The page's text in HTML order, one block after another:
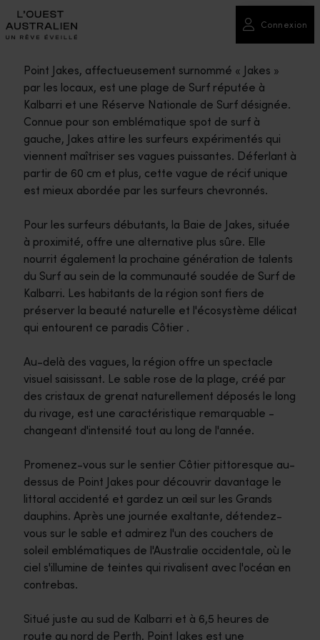
Connexion
Point Jakes, affectueusement surnommé « Jakes »
par les locaux, est une plage de Surf réputée à
Kalbarri et une Réserve Nationale de Surf désignée.
Connue pour son emblématique spot de surf à
gauche, Jakes attire les surfeurs expérimentés qui
viennent maîtriser ses vagues puissantes. Déferlant à
partir de 60 cm et plus, cette vague de récif unique
est mieux abordée par les surfeurs chevronnés.
Pour les surfeurs débutants, la Baie de Jakes, située
à proximité, offre une alternative plus sûre. Elle
nourrit également la prochaine génération de talents
du Surf au sein de la communauté soudée de Surf de
Kalbarri. Les habitants de la région sont fiers de
préserver la beauté naturelle et l'écosystème délicat
qui entourent ce paradis Côtier .
Au-delà des vagues, la région offre un spectacle
visuel saisissant. Le sable rose de la plage, créé par
des cristaux de grenat naturellement déposés le long
du rivage, est une caractéristique remarquable -
changeant d'intensité tout au long de l'année.
Promenez-vous sur le sentier Côtier pittoresque au-
dessus de Point Jakes pour découvrir davantage le
littoral accidenté et gardez un œil sur les Grands
dauphins. Après une journée exaltante, détendez-
vous sur le sable et admirez l'un des couchers de
soleil emblématiques de l'Australie occidentale, où le
ciel s'illumine de teintes qui rivalisent avec l'océan en
contrebas.
Situé juste au sud de Kalbarri et à 6,5 heures de
route au nord de Perth, Point Jakes est une